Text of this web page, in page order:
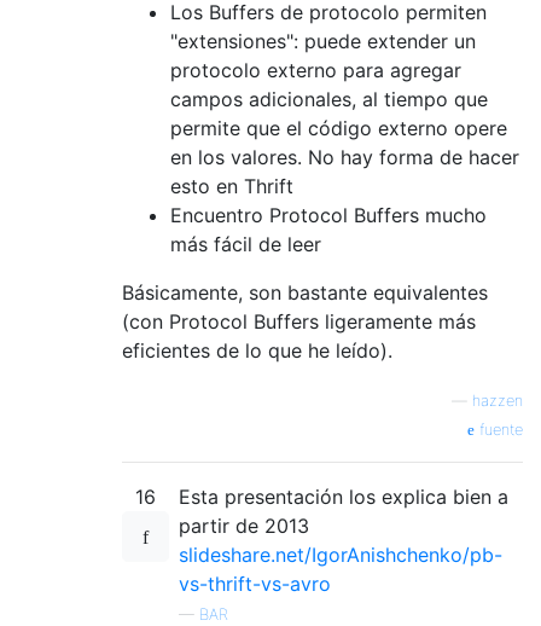
Los Buffers de protocolo permiten
"extensiones": puede extender un
protocolo externo para agregar
campos adicionales, al tiempo que
permite que el código externo opere
en los valores. No hay forma de hacer
esto en Thrift
Encuentro Protocol Buffers mucho
más fácil de leer
Básicamente, son bastante equivalentes
(con Protocol Buffers ligeramente más
eficientes de lo que he leído).
hazzen
fuente
16
Esta presentación los explica bien a
partir de 2013
slideshare.net/IgorAnishchenko/pb-
vs-thrift-vs-avro
— BAR